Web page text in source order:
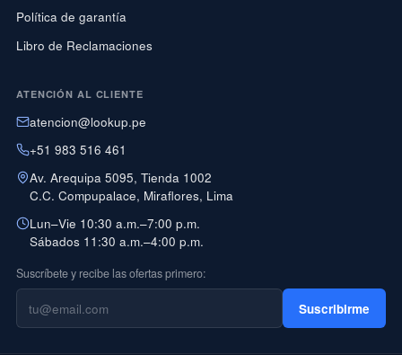
Política de garantía
Libro de Reclamaciones
ATENCIÓN AL CLIENTE
atencion@lookup.pe
+51 983 516 461
Av. Arequipa 5095, Tienda 1002
C.C. Compupalace, Miraflores, Lima
Lun–Vie 10:30 a.m.–7:00 p.m.
Sábados 11:30 a.m.–4:00 p.m.
Suscríbete y recibe las ofertas primero:
Suscribirme